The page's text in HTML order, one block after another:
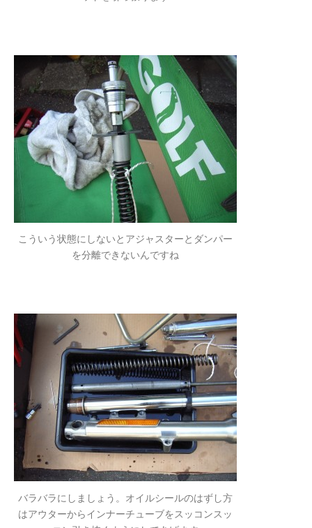
こういう状態にしないとアジャスターとダンパー
を分離できないんですね
バラバラにしましょう。オイルシールのはずし方
はアウターからインナーチューブをスッコンスッ